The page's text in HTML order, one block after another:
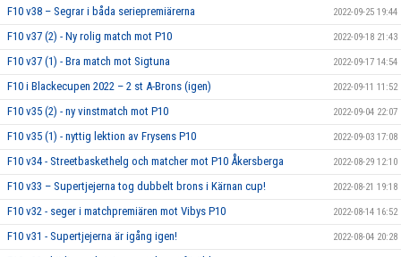
F10 v38 – Segrar i båda seriepremiärerna 2022-09-25 19:44
F10 v37 (2) - Ny rolig match mot P10 2022-09-18 21:43
F10 v37 (1) - Bra match mot Sigtuna 2022-09-17 14:54
F10 i Blackecupen 2022 – 2 st A-Brons (igen) 2022-09-11 11:52
F10 v35 (2) - ny vinstmatch mot P10 2022-09-04 22:07
F10 v35 (1) - nyttig lektion av Frysens P10 2022-09-03 17:08
F10 v34 - Streetbaskethelg och matcher mot P10 Åkersberga 2022-08-29 12:10
F10 v33 – Supertjejerna tog dubbelt brons i Kärnan cup! 2022-08-21 19:18
F10 v32 - seger i matchpremiären mot Vibys P10 2022-08-14 16:52
F10 v31 - Supertjejerna är igång igen! 2022-08-04 20:28